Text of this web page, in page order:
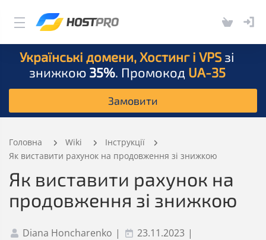
Українські домени, Хостинг і VPS зі
знижкою 35%. Промокод UA-35
Замовити
Головна Wiki
Інструкції
Як виставити рахунок на продовження зі знижкою
Як виставити рахунок на
продовження зі знижкою
Diana Honcharenko | 23.11.2023 |